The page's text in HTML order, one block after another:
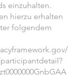
einzuhalten.
hierzu erhalten
folgendem